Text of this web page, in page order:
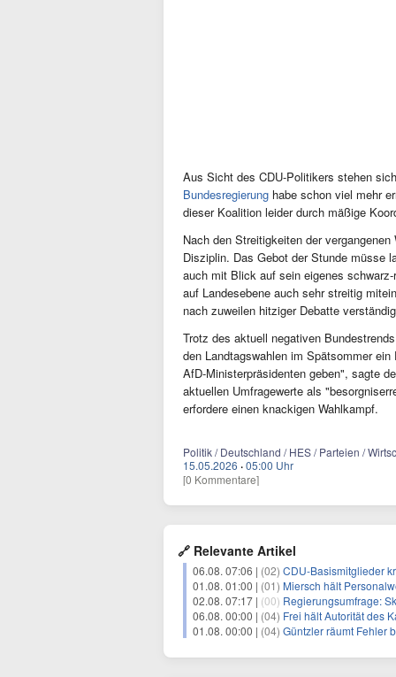
Aus Sicht des CDU-Politikers stehen
Bundesregierung habe schon viel mehr
dieser Koalition leider durch mäßige
Nach den Streitigkeiten der
Disziplin. Das Gebot der Stunde müsse
auch mit Blick auf sein eigenes
auf Landesebene auch sehr streitig
nach zuweilen hitziger Debatte
Trotz des aktuell negativen
den Landtagswahlen im Spätsommer
AfD-Ministerpräsidenten geben", sagte
aktuellen Umfragewerte als
erfordere einen knackigen Wahlkampf.
Politik / Deutschland / HES / Parteien /
15.05.2026 ·05:00 Uhr
[0 Kommentare]
🔗 Relevante Artikel
06.08. 07:06 | (02) CDU-Basismitglieder
01.08. 01:00 | (01) Miersch hält
02.08. 07:17 | (00) Regierungsumfrage:
06.08. 00:00 | (04) Frei hält Autorität des
01.08. 00:00 | (04) Güntzler räumt Fehler